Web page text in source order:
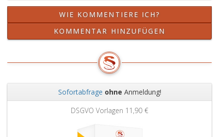
WIE KOMMENTIERE ICH?
KOMMENTAR HINZUFÜGEN
Sofortabfrage ohne Anmeldung!
DSGVO Vorlagen 11,90 €